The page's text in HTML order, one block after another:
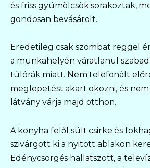
és friss gyümölcsök sorakoztak,
gondosan bevásárolt.
Eredetileg csak szombat reggel
a munkahelyén váratlanul
túlórák miatt. Nem telefonált
meglepetést akart okozni, és
látvány várja majd otthon.
A konyha felől sült csirke és
szivárgott ki a nyitott ablakon
Edénycsörgés hallatszott, a